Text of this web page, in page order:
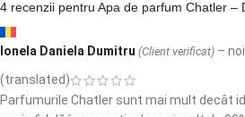
4 recenzii pentru Apa de parfum Chatler –
Ionela Daniela Dumitru (Client verificat) –
(translated)
Parfumurile Chatler sunt mai mult decât